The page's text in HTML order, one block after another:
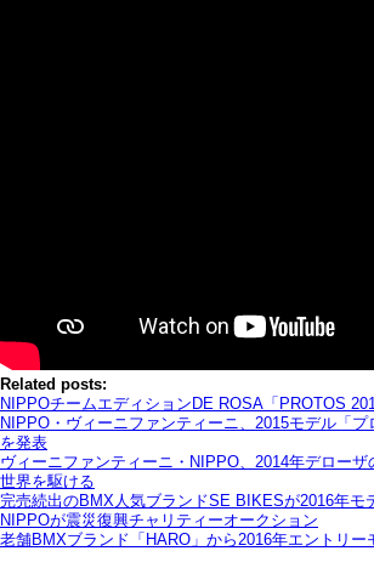
Related posts:
NIPPOチームエディションDE ROSA「PROTOS
NIPPO・ヴィーニファンティーニ、2015モデル「
を発表
ヴィーニファンティーニ・NIPPO、2014年デロー
世界を駆ける
完売続出のBMX人気ブランドSE BIKESが2016年モ
NIPPOが震災復興チャリティーオークション
老舗BMXブランド「HARO」から2016年エントリー